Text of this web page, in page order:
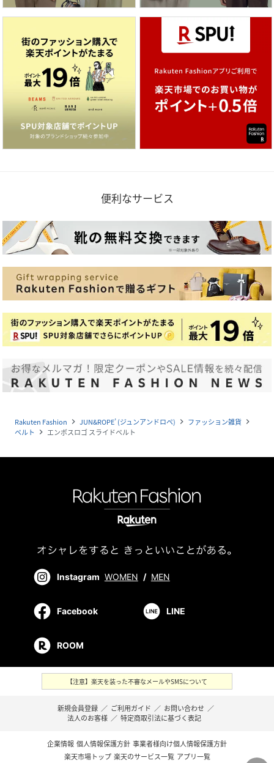
便利なサービス
Rakuten Fashion navigate_next JUN&ROPE’ (ジュンアンドロペ) navigate_next ファッション雑貨 navigate_next
ベルト navigate_next エンボスロゴ スライドベルト
Instagram WOMEN / MEN
Facebook LINE
ROOM
【注意】楽天を装った不審なメールやSMSについて
新規会員登録 ／ ご利用ガイド ／ お問い合わせ ／
法人のお客様 ／ 特定商取引法に基づく表記
企業情報 個人情報保護方針 事業者様向け個人情報保護方針
楽天市場トップ 楽天のサービス一覧 アプリ一覧